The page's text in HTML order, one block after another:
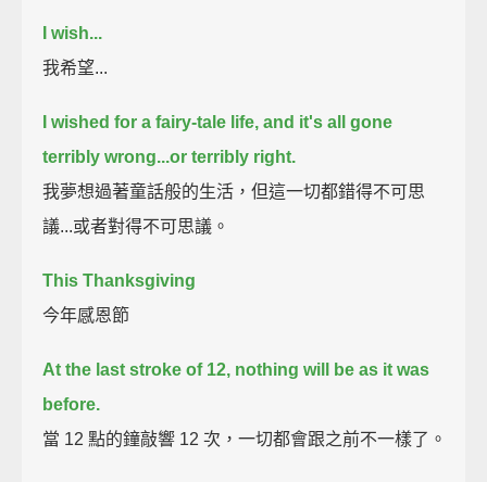
I wish...
我希望...
I wished for a fairy-tale life, and it's all gone
terribly wrong...or terribly right.
我夢想過著童話般的生活，但這一切都錯得不可思
議...或者對得不可思議。
This Thanksgiving
今年感恩節
At the last stroke of 12, nothing will be as it was
before.
當 12 點的鐘敲響 12 次，一切都會跟之前不一樣了。